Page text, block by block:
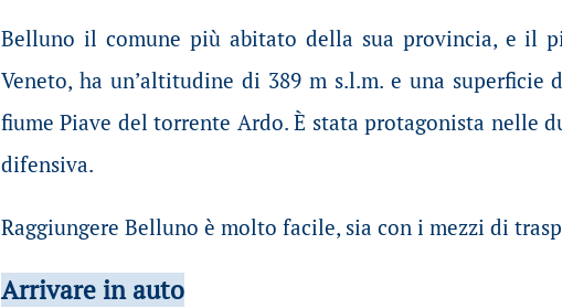
Belluno il comune più abitato della sua provincia, e il
Veneto, ha un’altitudine di 389 m s.l.m. e una
fiume Piave del torrente Ardo. È stata protagonista nelle
difensiva.
Raggiungere Belluno è molto facile, sia con i mezzi di
Arrivare in auto